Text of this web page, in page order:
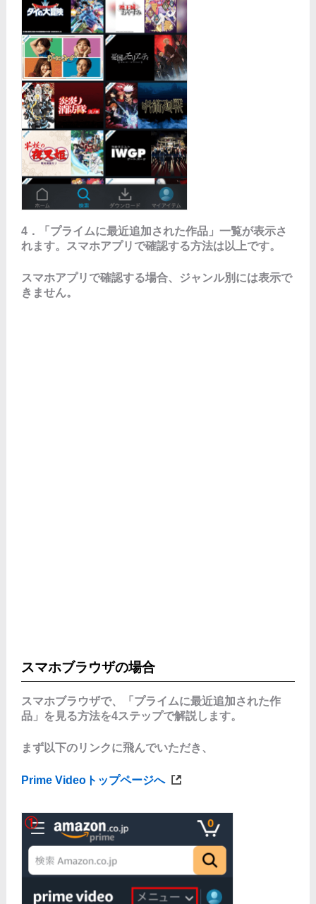
4．「プライムに最近追加された作品」一覧が表示さ
れます。スマホアプリで確認する方法は以上です。
スマホアプリで確認する場合、ジャンル別には表示で
きません。
スマホブラウザの場合
スマホブラウザで、「プライムに最近追加された作
品」を見る方法を4ステップで解説します。
まず以下のリンクに飛んでいただき、
Prime Videoトップページへ